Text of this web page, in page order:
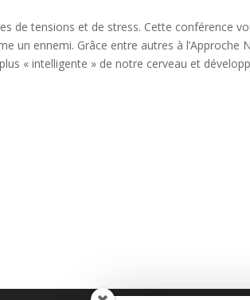
de tensions et de stress. Cette conférence
un ennemi. Grâce entre autres à l’Approche
« intelligente » de notre cerveau et